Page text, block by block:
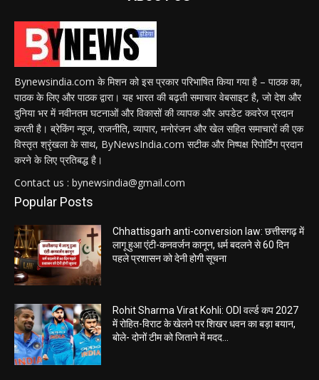
Bynewsindia.com के मिशन को इस प्रकार परिभाषित किया गया है – पाठक का,
पाठक के लिए और पाठक द्वारा। यह भारत की बढ़ती समाचार वेबसाइट है, जो देश और
दुनिया भर में नवीनतम घटनाओं और विकासों की व्यापक और अपडेट कवरेज प्रदान
करती है। ब्रेकिंग न्यूज, राजनीति, व्यापार, मनोरंजन और खेल सहित समाचारों की एक
विस्तृत श्रृंखला के साथ, ByNewsIndia.com सटीक और निष्पक्ष रिपोर्टिंग प्रदान
करने के लिए प्रतिबद्ध है।
Contact us : bynewsindia@gmail.com
Popular Posts
Chhattisgarh anti-conversion law: छत्तीसगढ़ में
लागू हुआ एंटी-कनवर्जन कानून, धर्म बदलने से 60 दिन
पहले प्रशासन को देनी होगी सूचना
Rohit Sharma Virat Kohli: ODI वर्ल्ड कप 2027
में रोहित-विराट के खेलने पर शिखर धवन का बड़ा बयान,
बोले- दोनों टीम को जिताने में मदद...